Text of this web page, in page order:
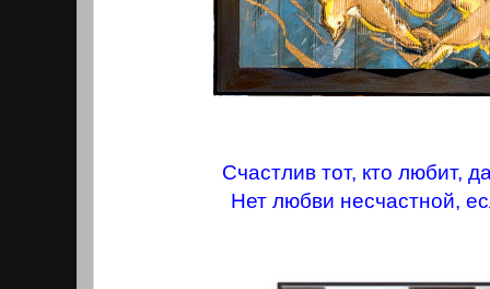
Счастлив тот, кто любит,
Нет любви несчастной,